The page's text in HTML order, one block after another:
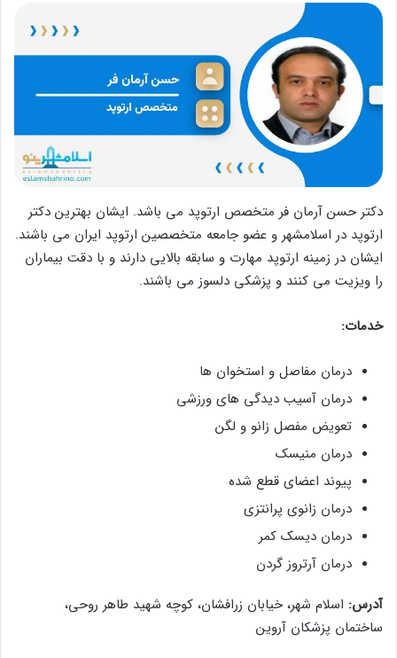
دکتر حسن آرمان فر متخصص ارتوپد می باشد. ایشان بهترین دکتر
ارتوپد در اسلامشهر و عضو جامعه متخصصین ارتوپد ایران می باشند.
ایشان در زمینه ارتوپد مهارت و سابقه بالایی دارند و با دقت بیماران
را ویزیت می کنند و پزشکی دلسوز می باشند.
خدمات:
درمان مفاصل و استخوان ها
درمان آسیب دیدگی های ورزشی
تعویض مفصل زانو و لگن
درمان منیسک
پیوند اعضای قطع شده
درمان زانوی پرانتزی
درمان دیسک کمر
درمان آرتروز گردن
آدرس: اسلام شهر، خیابان زرافشان، کوچه شهید طاهر روحی،
ساختمان پزشکان آروین